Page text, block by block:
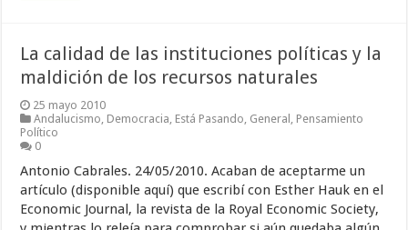
La calidad de las instituciones políticas y la
maldición de los recursos naturales
25 mayo 2010
Andalucismo Democracia Está Pasando General
Pensamiento
Político
0
Antonio Cabrales. 24/05/2010. Acaban de aceptarme un
artículo (disponible aquí) que escribí con Esther Hauk en el
Economic Journal, la revista de la Royal Economic Society,